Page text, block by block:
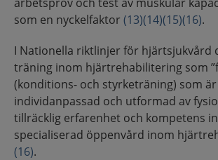
som en nyckelfaktor (13)(14)(15)(16).
I Nationella riktlinjer för hjärtsjukvård
träning inom hjärtrehabilitering som
(konditions- och styrketräning) som
individanpassad och utformad av
tillräcklig erfarenhet och kompetens
specialiserad öppenvård inom
(16).